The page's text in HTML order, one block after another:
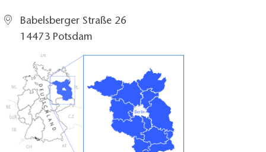
Babelsberger Straße 26
14473 Potsdam